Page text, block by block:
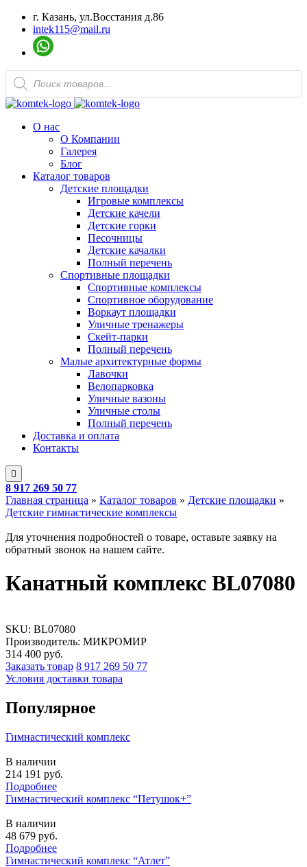
г. Казань, ул.Восстания д.86
intek115@mail.ru
Поиск
товаров
О нас
О Компании
Галерея
Блог
Каталог товаров
Детские площадки
Игровые комплексы
Детские качели
Детские горки
Песочницы
Детские качалки
Полный перечень
Спортивные площадки
Спортивные комплексы
Спортивное оборудование
Воркаут площадки
Уличные тренажеры
Скейт-парки
Полный перечень
Малые архитектурные формы
Лавочки
Велопарковка
Уличные вазоны
Уличные столы
Полный перечень
Доставка и оплата
Контакты
8 917 269 50 77
Главная страница » Каталог товаров » Детские площадки »
Детские гимнастические комплексы
Для уточнения подробностей о товаре, оставьте заявку на
обратный звонок на нашем сайте.
Канатный комплекс BL07080
SKU: BL07080
Производитель: МИКРОМИР
314 400 руб.
Заказать товар 8 917 269 50 77
Условия доставки товара
Популярное
Гимнастический комплекс
В наличии
214 191 руб.
Подробнее
Гимнастический комплекс “Петушок+”
В наличии
48 679 руб.
Подробнее
Гимнастический комплекс “Атлет”